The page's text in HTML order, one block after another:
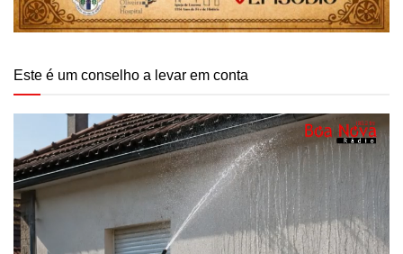
Este é um conselho a levar em conta